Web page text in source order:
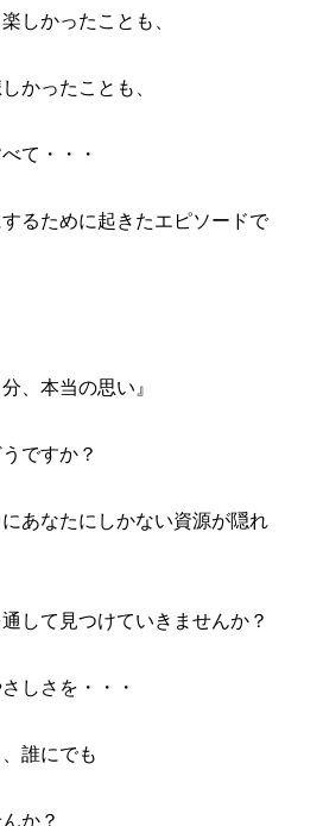
しかったことも、
かったことも、
て・・・
るために起きたエピソードで
、本当の思い』
ですか？
あなたにしかない資源が隠れ
して見つけていきませんか？
しさを・・・
誰にでも
か？